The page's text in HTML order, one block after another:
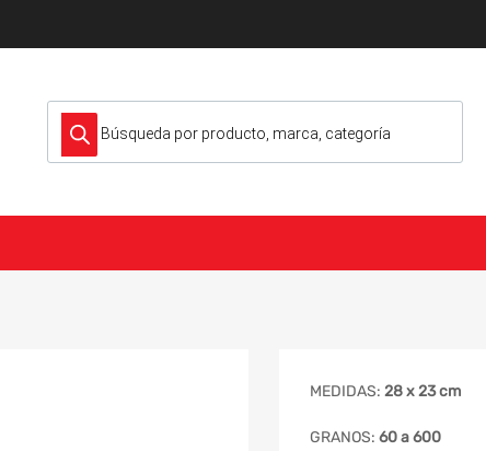
Búsqueda de productos
MEDIDAS: 28 x 23 cm
GRANOS: 60 a 600